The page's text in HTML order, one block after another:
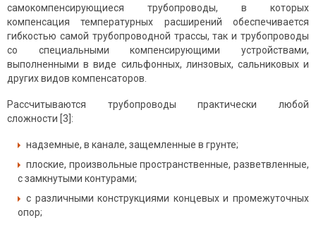
самокомпенсирующиеся трубопроводы, в которых
компенсация температурных расширений обеспечивается
гибкостью самой трубопроводной трассы, так и трубопроводы
со специальными компенсирующими устройствами,
выполненными в виде сильфонных, линзовых, сальниковых и
других видов компенсаторов.
Рассчитываются трубопроводы практически любой
сложности [3]:
надземные, в канале, защемленные в грунте;
плоские, произвольные пространственные, разветвленные,
с замкнутыми контурами;
с различными конструкциями концевых и промежуточных
опор;